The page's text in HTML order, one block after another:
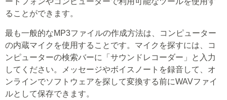
ることができます。
最も一般的なMP3ファイルの作成方法は、コンピューター
の内蔵マイクを使用することです。マイクを探すには、コ
ンピューターの検索バーに「サウンドレコーダー」と入力
してください。メッセージやボイスノートを録音して、オ
ンラインでソフトウェアを探して変換する前にWAVファイ
ルとして保存できます。